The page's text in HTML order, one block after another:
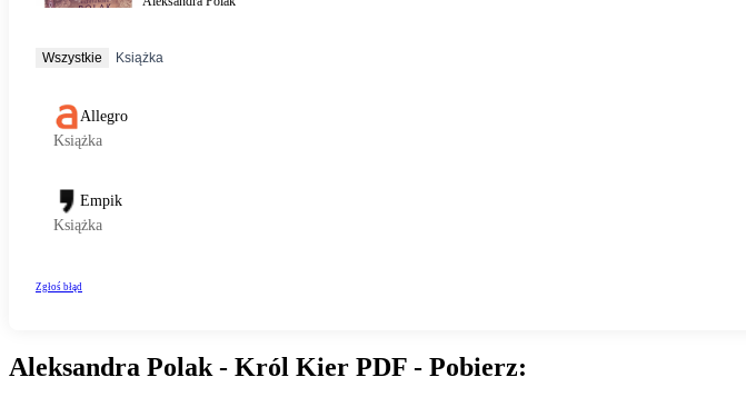
Aleksandra Polak - Król Kier PDF - Pobierz: